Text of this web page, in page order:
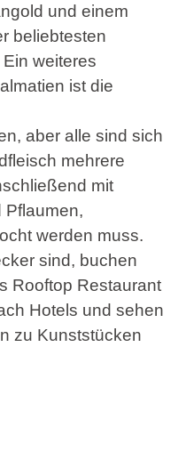
und einem
beliebtesten
weiteres
ist die
aber alle sind sich
mehrere
mit
Pflaumen,
werden muss.
sind, buchen
Rooftop Restaurant
Hotels und sehen
zu Kunststücken